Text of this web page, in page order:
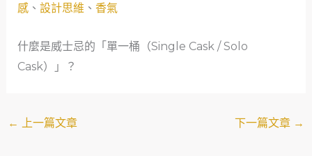
感、 設計思維 、 香氣
什麼是威士忌的「單一桶（Single Cask / Solo
Cask）」？
← 上一篇文章 下一篇文章 →